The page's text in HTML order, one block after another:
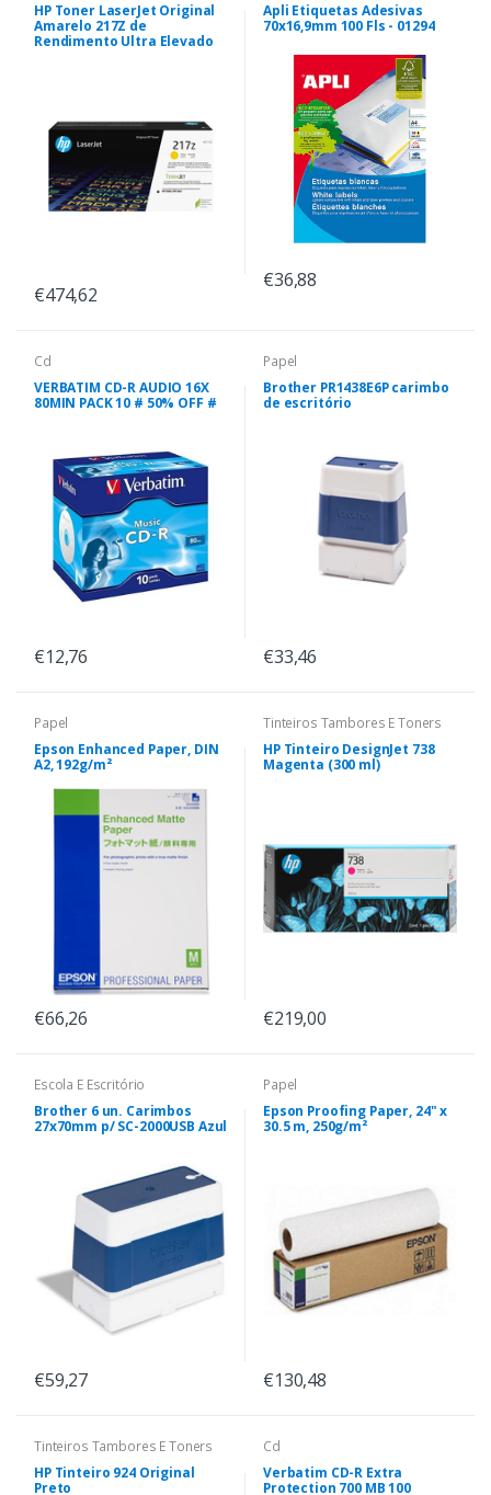
HP Toner LaserJet Original
Amarelo 217Z de
Rendimento Ultra Elevado
€474,62
Apli Etiquetas Adesivas
70x16,9mm 100 Fls - 01294
€36,88
Cd
VERBATIM CD-R AUDIO 16X
80MIN PACK 10 # 50% OFF #
€12,76
Papel
Brother PR1438E6P carimbo
de escritório
€33,46
Papel
Epson Enhanced Paper, DIN
A2, 192g/m²
€66,26
Tinteiros Tambores E Toners
HP Tinteiro DesignJet 738
Magenta (300 ml)
€219,00
Escola E Escritório
Brother 6 un. Carimbos
27x70mm p/ SC-2000USB Azul
€59,27
Papel
Epson Proofing Paper, 24" x
30.5 m, 250g/m²
€130,48
Tinteiros Tambores E Toners
HP Tinteiro 924 Original
Preto
Cd
Verbatim CD-R Extra
Protection 700 MB 100